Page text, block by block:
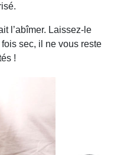
l’abîmer. Laissez-le
sec, il ne vous reste
!